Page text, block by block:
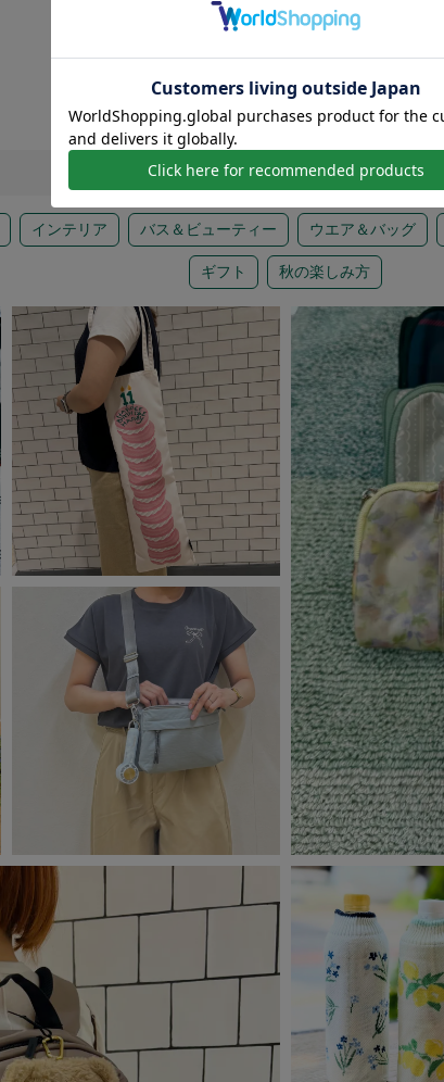
Finda new
アイテムに出会う
インテリア バス＆ビューティー ウエア＆バッグ
ギフト 秋の楽しみ方